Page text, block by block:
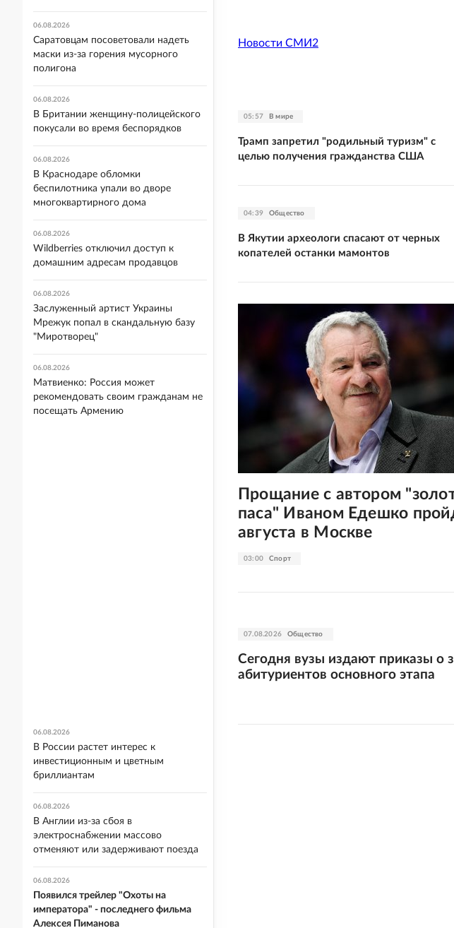
Новости СМИ2
05:57 В мире
Трамп запретил "родильный туризм" с
целью получения гражданства США
04:39 Общество
В Якутии археологи спасают от черных
копателей останки мамонтов
03:00 Спорт
Прощание с автором
паса" Иваном Едешко
августа в Москве
07.08.2026 Общество
Сегодня вузы издают приказы о
абитуриентов основного этапа
06.08.2026
Саратовцам посоветовали надеть
маски из-за горения мусорного
полигона
06.08.2026
В Британии женщину-полицейского
покусали во время беспорядков
06.08.2026
В Краснодаре обломки
беспилотника упали во дворе
многоквартирного дома
06.08.2026
Wildberries отключил доступ к
домашним адресам продавцов
06.08.2026
Заслуженный артист Украины
Мрежук попал в скандальную базу
"Миротворец"
06.08.2026
Матвиенко: Россия может
рекомендовать своим гражданам не
посещать Армению
06.08.2026
В России растет интерес к
инвестиционным и цветным
бриллиантам
06.08.2026
В Англии из-за сбоя в
электроснабжении массово
отменяют или задерживают поезда
06.08.2026
Появился трейлер "Охоты на
императора" - последнего фильма
Алексея Пиманова